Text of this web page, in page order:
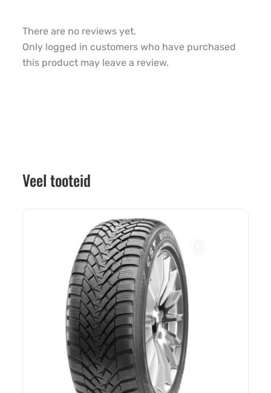
There are no reviews yet.
Only logged in customers who have purchased
this product may leave a review.
Veel tooteid